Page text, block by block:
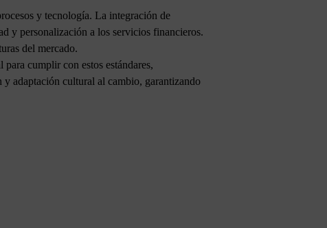
y tecnología. La integración de
y personalización a los servicios financieros.
del mercado.
cumplir con estos estándares,
adaptación cultural al cambio, garantizando